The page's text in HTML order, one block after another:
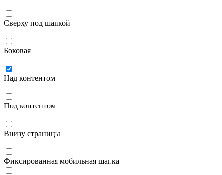
Сверху под шапкой
Боковая
Над контентом
Под контентом
Внизу страницы
Фиксированная мобильная шапка